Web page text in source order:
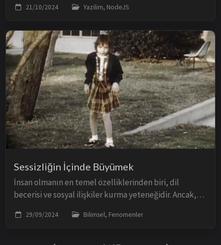
zorunda kaldım. Ne yazık ki ülkemizde, özellik...
21/10/2024 Yazilim, NodeJS
Sessizliğin İçinde Büyümek
İnsan olmanın en temel özelliklerinden biri, dil
becerisi ve sosyal ilişkiler kurma yeteneğidir. Ancak,
tamamen izole bir şekilde geçirirse ne...
29/09/2024 Bilimsel, Fenomenler